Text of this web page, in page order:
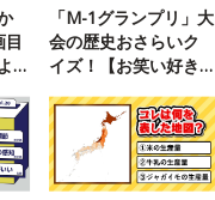
目
「M-1グランプリ」大
会の歴史おさらいク
イズ！【お笑い好き